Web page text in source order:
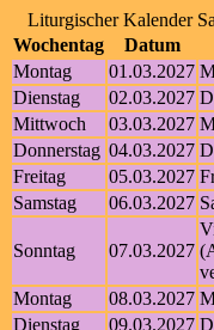
Liturgischer Kalender
Wochentag
Datum
Montag
01.03.2027
Dienstag
02.03.2027
Mittwoch
03.03.2027
Donnerstag 04.03.2027
Freitag
05.03.2027
Samstag
06.03.2027
Sonntag 07.03.2027
Montag
08.03.2027
Dienstag
09.03.2027